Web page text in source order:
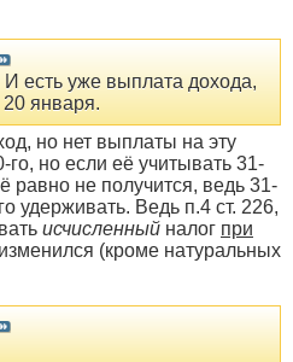
есть уже выплата дохода,
января.
но нет выплаты на эту
но если её учитывать 31-
равно не получится, ведь 31-
удерживать. Ведь п.4 ст. 226,
исчисленный налог при
(кроме натуральных